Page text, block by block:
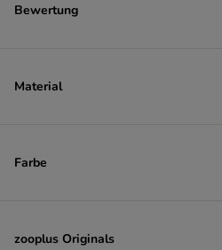
Bewertung
Material
Farbe
zooplus Originals